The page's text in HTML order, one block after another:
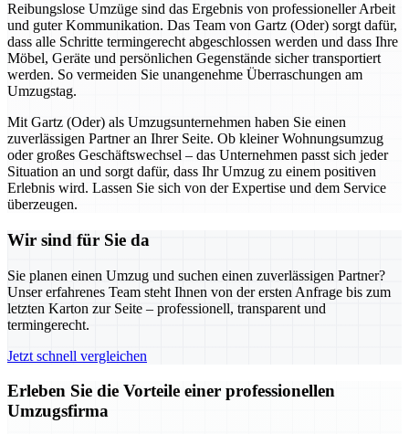
Reibungslose Umzüge sind das Ergebnis von professioneller Arbeit
und guter Kommunikation. Das Team von Gartz (Oder) sorgt dafür,
dass alle Schritte termingerecht abgeschlossen werden und dass Ihre
Möbel, Geräte und persönlichen Gegenstände sicher transportiert
werden. So vermeiden Sie unangenehme Überraschungen am
Umzugstag.
Mit Gartz (Oder) als Umzugsunternehmen haben Sie einen
zuverlässigen Partner an Ihrer Seite. Ob kleiner Wohnungsumzug
oder großes Geschäftswechsel – das Unternehmen passt sich jeder
Situation an und sorgt dafür, dass Ihr Umzug zu einem positiven
Erlebnis wird. Lassen Sie sich von der Expertise und dem Service
überzeugen.
Wir sind für Sie da
Sie planen einen Umzug und suchen einen zuverlässigen Partner?
Unser erfahrenes Team steht Ihnen von der ersten Anfrage bis zum
letzten Karton zur Seite – professionell, transparent und
termingerecht.
Jetzt schnell vergleichen
Erleben Sie die Vorteile einer professionellen
Umzugsfirma